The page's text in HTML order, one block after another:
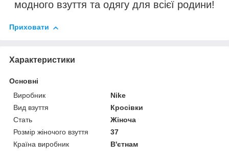
модного взуття та одягу для всієї родини!
Приховати
Характеристики
Основні
Виробник
Nike
Вид взуття
Кросівки
Стать
Жіноча
Розмір жіночого взуття
37
Країна виробник
В'єтнам